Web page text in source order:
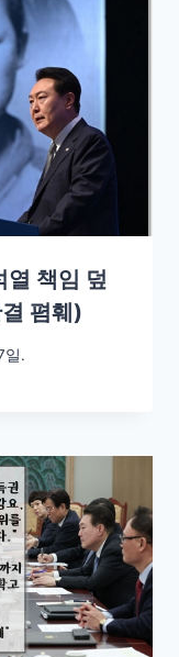
열 책임 덮
폄훼)
일.